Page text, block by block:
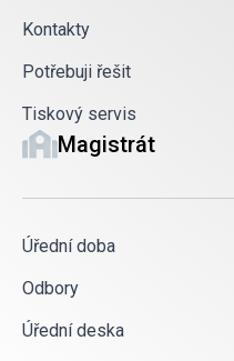
Kontakty
Potřebuji řešit
Tiskový servis
Magistrát
Úřední doba
Odbory
Úřední deska